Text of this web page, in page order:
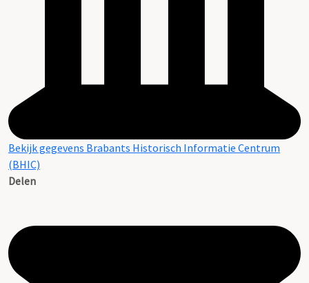
Bekijk gegevens Brabants Historisch Informatie Centrum
(BHIC)
Delen